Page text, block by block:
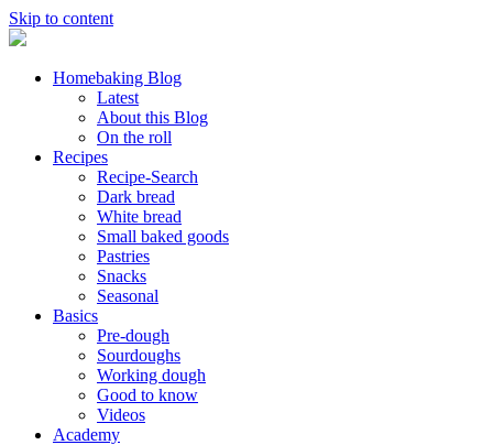
Skip to content
Homebaking Blog
Latest
About this Blog
On the roll
Recipes
Recipe-Search
Dark bread
White bread
Small baked goods
Pastries
Snacks
Seasonal
Basics
Pre-dough
Sourdoughs
Working dough
Good to know
Videos
Academy